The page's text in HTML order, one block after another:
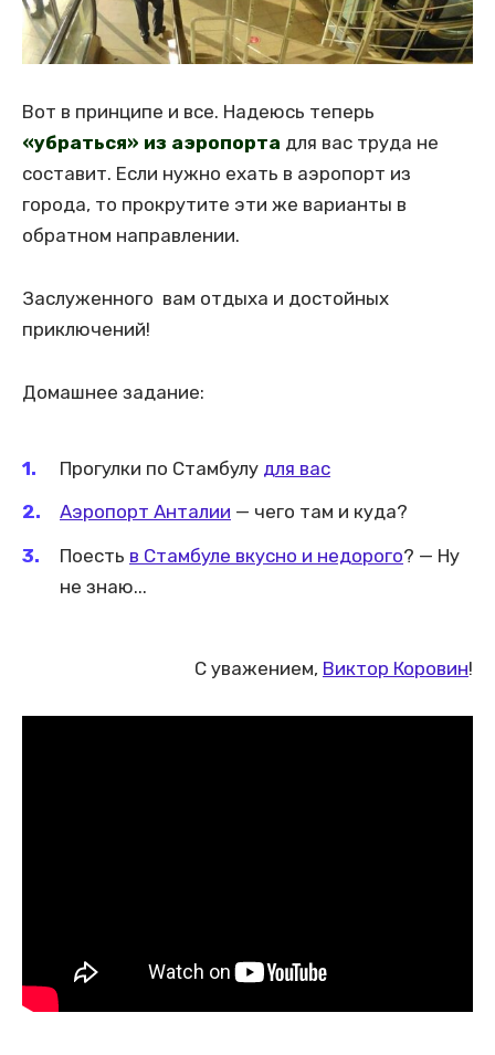
Вот в принципе и все. Надеюсь теперь
«убраться» из аэропорта для вас труда не
составит. Если нужно ехать в аэропорт из
города, то прокрутите эти же варианты в
обратном направлении.
Заслуженного вам отдыха и достойных
приключений!
Домашнее задание:
Прогулки по Стамбулу для вас
Аэропорт Анталии — чего там и куда?
Поесть в Стамбуле вкусно и недорого? — Ну
не знаю...
С уважением, Виктор Коровин!